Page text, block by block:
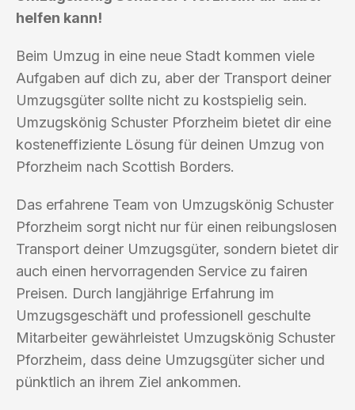
helfen kann!
Beim Umzug in eine neue Stadt kommen viele
Aufgaben auf dich zu, aber der Transport deiner
Umzugsgüter sollte nicht zu kostspielig sein.
Umzugskönig Schuster Pforzheim bietet dir eine
kosteneffiziente Lösung für deinen Umzug von
Pforzheim nach Scottish Borders.
Das erfahrene Team von Umzugskönig Schuster
Pforzheim sorgt nicht nur für einen reibungslosen
Transport deiner Umzugsgüter, sondern bietet dir
auch einen hervorragenden Service zu fairen
Preisen. Durch langjährige Erfahrung im
Umzugsgeschäft und professionell geschulte
Mitarbeiter gewährleistet Umzugskönig Schuster
Pforzheim, dass deine Umzugsgüter sicher und
pünktlich an ihrem Ziel ankommen.